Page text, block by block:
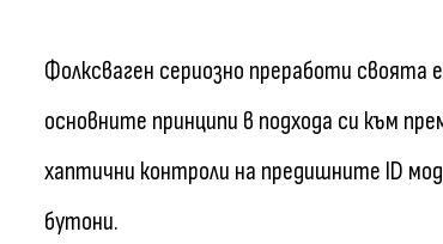
Фолксваген сериозно преработи своята
основните принципи в подхода си към
хаптични контроли на предишните ID
бутони.